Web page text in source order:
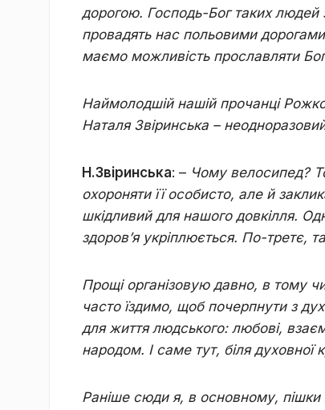
дорогою. Господь-Бог таких
провадять нас польовими
маємо можливість прославляти
Наймолодшій нашій прочанці
Наталя Звіринська –
Н.Звіринська: – Чому велосипед?
охороняти її особисто, але й
шкідливий для нашого довкілля.
здоров’я укріплюється. По-третє,
Прощі організовую давно, в тому
часто їздимо, щоб почерпнути з
для життя людського: любові,
народом. І саме тут, біля
Раніше сюди я, в основному,